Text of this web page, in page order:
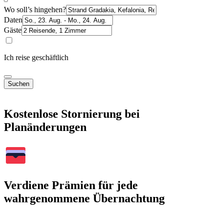
Wo soll’s hingehen?
Daten
Gäste
Ich reise geschäftlich
Suchen
Kostenlose Stornierung bei
Planänderungen
Verdiene Prämien für jede
wahrgenommene Übernachtung